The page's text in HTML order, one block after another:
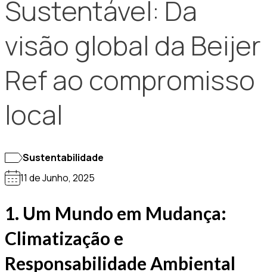
Sustentável: Da
visão global da Beijer
Ref ao compromisso
local
Sustentabilidade
11 de Junho, 2025
1. Um Mundo em Mudança:
Climatização e
Responsabilidade Ambiental